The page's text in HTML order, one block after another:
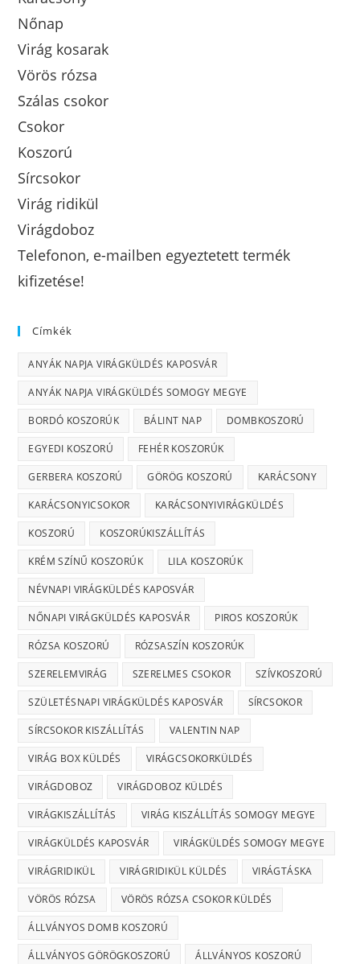
Nőnap
Virág kosarak
Vörös rózsa
Szálas csokor
Csokor
Koszorú
Sírcsokor
Virág ridikül
Virágdoboz
Telefonon, e-mailben egyeztetett termék
kifizetése!
Címkék
ANYÁK NAPJA VIRÁGKÜLDÉS KAPOSVÁR
ANYÁK NAPJA VIRÁGKÜLDÉS SOMOGY MEGYE
BORDÓ KOSZORÚK BÁLINT NAP DOMBKOSZORÚ
EGYEDI KOSZORÚ FEHÉR KOSZORÚK
GERBERA KOSZORÚ GÖRÖG KOSZORÚ KARÁCSONY
KARÁCSONYICSOKOR KARÁCSONYIVIRÁGKÜLDÉS
KOSZORÚ KOSZORÚKISZÁLLÍTÁS
KRÉM SZÍNŰ KOSZORÚK LILA KOSZORÚK
NÉVNAPI VIRÁGKÜLDÉS KAPOSVÁR
NŐNAPI VIRÁGKÜLDÉS KAPOSVÁR PIROS KOSZORÚK
RÓZSA KOSZORÚ RÓZSASZÍN KOSZORÚK
SZERELEMVIRÁG SZERELMES CSOKOR SZÍVKOSZORÚ
SZÜLETÉSNAPI VIRÁGKÜLDÉS KAPOSVÁR SÍRCSOKOR
SÍRCSOKOR KISZÁLLÍTÁS VALENTIN NAP
VIRÁG BOX KÜLDÉS VIRÁGCSOKORKÜLDÉS
VIRÁGDOBOZ VIRÁGDOBOZ KÜLDÉS
VIRÁGKISZÁLLÍTÁS VIRÁG KISZÁLLÍTÁS SOMOGY MEGYE
VIRÁGKÜLDÉS KAPOSVÁR VIRÁGKÜLDÉS SOMOGY MEGYE
VIRÁGRIDIKÜL VIRÁGRIDIKÜL KÜLDÉS VIRÁGTÁSKA
VÖRÖS RÓZSA VÖRÖS RÓZSA CSOKOR KÜLDÉS
ÁLLVÁNYOS DOMB KOSZORÚ
ÁLLVÁNYOS GÖRÖGKOSZORÚ ÁLLVÁNYOS KOSZORÚ